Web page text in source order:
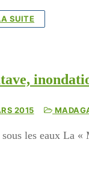
SUITE
2015
les eaux La «